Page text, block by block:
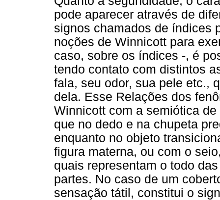
pode aparecer através de
signos chamados de índices
noções de Winnicott para
caso, sobre os índices -, é
tendo contato com distintos
fala, seu odor, sua pele etc.,
dela. Esse Relações dos
Winnicott com a semiótica
que no dedo e na chupeta
enquanto no objeto
figura materna, ou com o
quais representam o todo
partes. No caso de um
sensação tátil, constitui o